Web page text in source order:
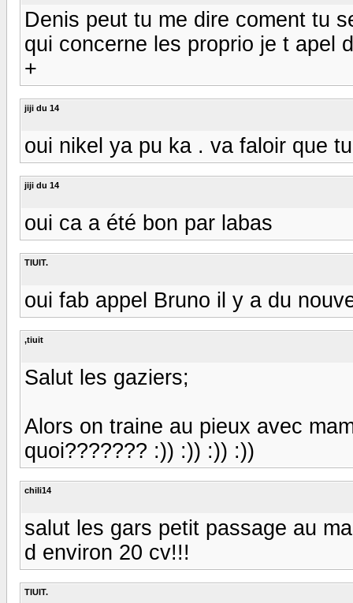
Denis peut tu me dire coment tu
qui concerne les proprio je t apel
+
jiji du 14
oui nikel ya pu ka . va faloir que
jiji du 14
oui ca a été bon par labas
TIUIT.
oui fab appel Bruno il y a du
,tiuit
Salut les gaziers;
Alors on traine au pieux avec
quoi??????? :)) :)) :)) :))
chili14
salut les gars petit passage au
d environ 20 cv!!!
TIUIT.